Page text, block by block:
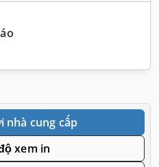
nhà cung cấp
xem in